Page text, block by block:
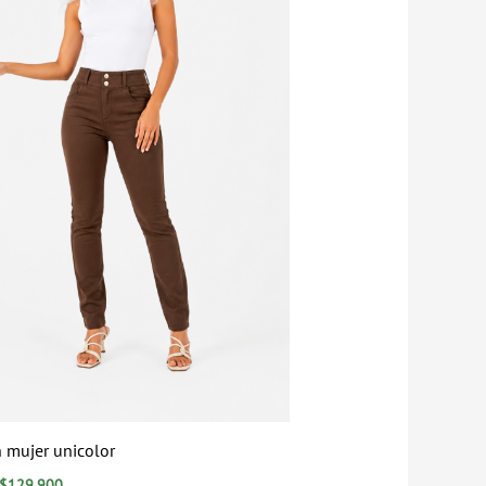
mujer unicolor